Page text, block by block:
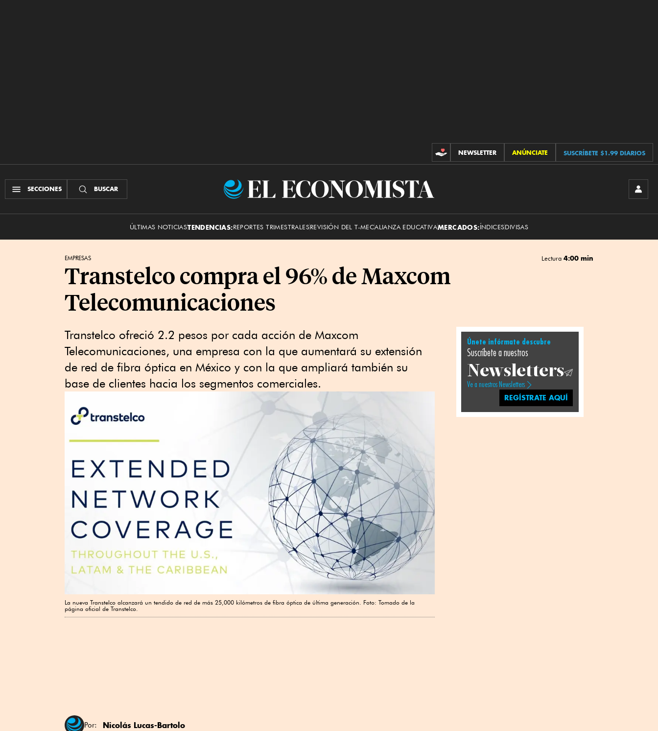
CONTRIBUCIONES
NEWSLETTER ANÚNCIATE SUSCRÍBETE $1.99 DIARIOS
SECCIONES BUSCAR
El
ÚLTIMAS NOTICIASTENDENCIAS:REPORTES TRIMESTRALESREVISIÓN DEL T-MECALIANZA EDUCATIVAMERCADOS:ÍNDICESDIVISAS
EMPRESAS Lectura 4:00 min
Transtelco compra el 96% de Maxcom
Telecomunicaciones
Transtelco ofreció 2.2 pesos por cada acción de Maxcom
Telecomunicaciones, una empresa con la que aumentará su extensión
de red de fibra óptica en México y con la que ampliará también su
base de clientes hacia los segmentos comerciales.
La nueva Transtelco alcanzará un tendido de red de más 25,000 kilómetros de fibra óptica de última generación. Foto: Tomado de la
página oficial de Transtelco.
Por: Nicolás Lucas-Bartolo
Únete infórmate descubre
Suscríbete a nuestros
Newsletters
Ve a nuestros Newsletters
REGÍSTRATE AQUÍ